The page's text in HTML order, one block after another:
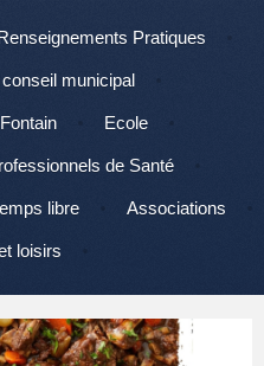
Pratiques
conseil municipal
Ecole
de Santé
libre Associations
loisirs